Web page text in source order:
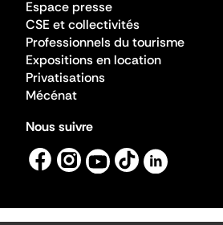
Espace presse
CSE et collectivités
Professionnels du tourisme
Expositions en location
Privatisations
Mécénat
Nous suivre